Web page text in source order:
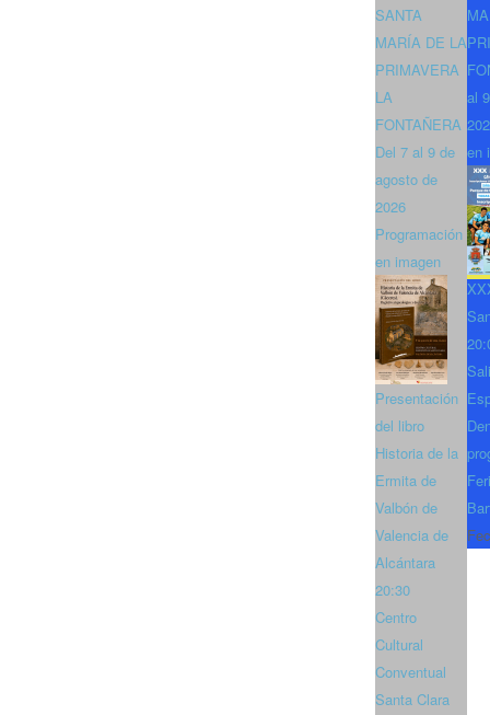
SANTA
MARÍA DE LA
PRIMAVERA
LA
FONTAÑERA
Del 7 al 9 de
agosto de
2026
Programación
en imagen
Presentación
del libro
Historia de la
Ermita de
Valbón de
Valencia de
Alcántara
20:30
Centro
Cultural
Conventual
Santa Clara
al
en